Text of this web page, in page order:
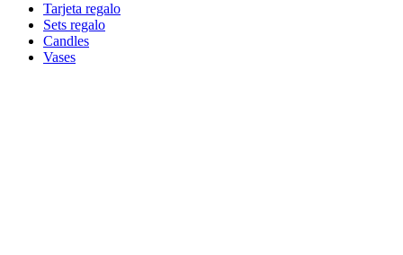
Tarjeta regalo
Sets regalo
Candles
Vases